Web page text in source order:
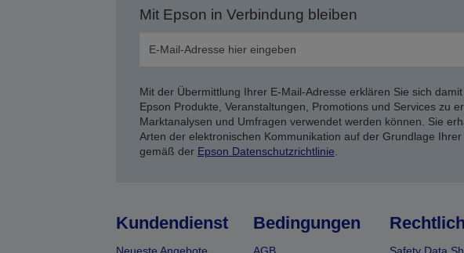
Mit Epson in Verbindung bleiben
Mit der Übermittlung Ihrer E-Mail-Adresse erklären Sie sich
Epson Produkte, Veranstaltungen, Promotions und Services zu
Marktanalysen und Umfragen verwendet werden können. Sie
Arten der elektronischen Kommunikation auf der Grundlage
gemäß der Epson Datenschutzrichtlinie.
Kundendienst Bedingungen